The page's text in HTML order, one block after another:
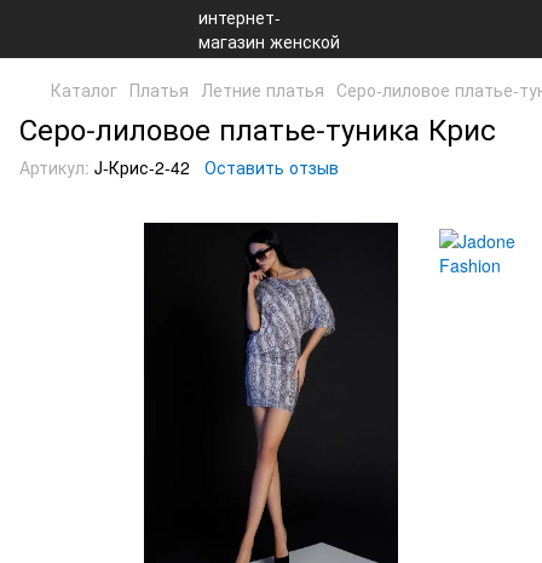
Каталог Платья Летние платья Серо-лиловое платье-
Серо-лиловое платье-туника Крис
Артикул: J-Крис-2-42 Оставить отзыв